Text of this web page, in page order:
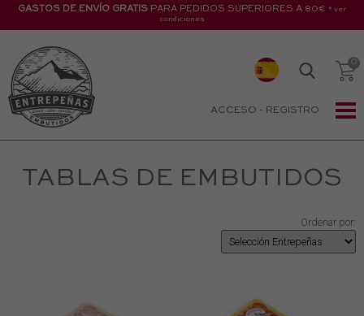
GASTOS DE ENVÍO GRATIS PARA PEDIDOS SUPERIORES A 80€ * ver
condiciones
ACCESO - REGISTRO
TABLAS DE EMBUTIDOS
Ordenar por: